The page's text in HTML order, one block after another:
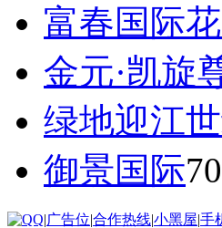
富春国际
金元·凯旋
绿地迎江
御景国际
|广告位|合作热线|小黑屋|手